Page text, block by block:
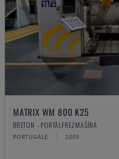
MATRIX WM 800 K25
BRETON - PORTĀLFREZMAŠĪNA
PORTUGĀLE 2003